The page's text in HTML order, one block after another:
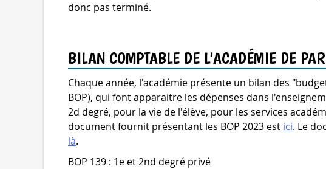
donc pas terminé.
BILAN COMPTABLE DE L'ACADÉMIE DE
Chaque année, l'académie présente un bilan des
BOP), qui font apparaitre les dépenses dans
2d degré, pour la vie de l'élève, pour les services
document fournit présentant les BOP 2023 est ici. Le
là.
BOP 139 : 1e et 2nd degré privé